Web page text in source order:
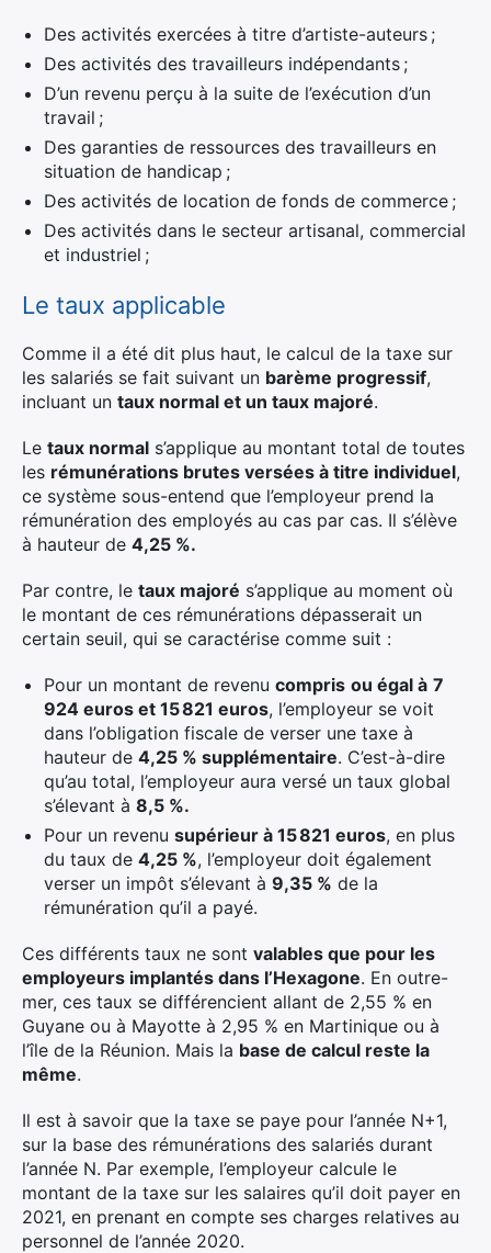
Des activités exercées à titre d’artiste-auteurs ;
Des activités des travailleurs indépendants ;
D’un revenu perçu à la suite de l’exécution d’un
travail ;
Des garanties de ressources des travailleurs en
situation de handicap ;
Des activités de location de fonds de commerce ;
Des activités dans le secteur artisanal, commercial
et industriel ;
Le taux applicable
Comme il a été dit plus haut, le calcul de la taxe sur
les salariés se fait suivant un barème progressif,
incluant un taux normal et un taux majoré.
Le taux normal s’applique au montant total de toutes
les rémunérations brutes versées à titre individuel,
ce système sous-entend que l’employeur prend la
rémunération des employés au cas par cas. Il s’élève
à hauteur de 4,25 %.
Par contre, le taux majoré s’applique au moment où
le montant de ces rémunérations dépasserait un
certain seuil, qui se caractérise comme suit :
Pour un montant de revenu compris ou égal à 7
924 euros et 15 821 euros, l’employeur se voit
dans l’obligation fiscale de verser une taxe à
hauteur de 4,25 % supplémentaire. C’est-à-dire
qu’au total, l’employeur aura versé un taux global
s’élevant à 8,5 %.
Pour un revenu supérieur à 15 821 euros, en plus
du taux de 4,25 %, l’employeur doit également
verser un impôt s’élevant à 9,35 % de la
rémunération qu’il a payé.
Ces différents taux ne sont valables que pour les
employeurs implantés dans l’Hexagone. En outre-
mer, ces taux se différencient allant de 2,55 % en
Guyane ou à Mayotte à 2,95 % en Martinique ou à
l’île de la Réunion. Mais la base de calcul reste la
même.
Il est à savoir que la taxe se paye pour l’année N+1,
sur la base des rémunérations des salariés durant
l’année N. Par exemple, l’employeur calcule le
montant de la taxe sur les salaires qu’il doit payer en
2021, en prenant en compte ses charges relatives au
personnel de l’année 2020.
Rechercher